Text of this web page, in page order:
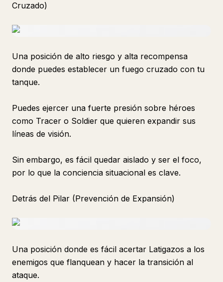
Cruzado)
Una posición de alto riesgo y alta recompensa
donde puedes establecer un fuego cruzado con tu
tanque.
Puedes ejercer una fuerte presión sobre héroes
como Tracer o Soldier que quieren expandir sus
líneas de visión.
Sin embargo, es fácil quedar aislado y ser el foco,
por lo que la conciencia situacional es clave.
Detrás del Pilar (Prevención de Expansión)
Una posición donde es fácil acertar Latigazos a los
enemigos que flanquean y hacer la transición al
ataque.